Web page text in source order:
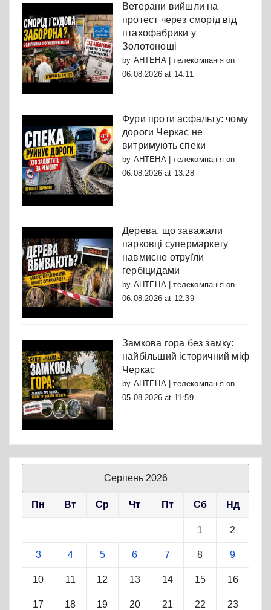
Ветерани вийшли на
протест через сморід від
птахофабрики у
Золотоноші
by АНТЕНА | телекомпаніяon
06.08.2026 at 14:11
Фури проти асфальту: чому
дороги Черкас не
витримують спеки
by АНТЕНА | телекомпаніяon
06.08.2026 at 13:28
Дерева, що заважали
парковці супермаркету
навмисне отруїли
гербіцидами
by АНТЕНА | телекомпаніяon
06.08.2026 at 12:39
Замкова гора без замку:
найбільший історичний міф
Черкас
by АНТЕНА | телекомпаніяon
05.08.2026 at 11:59
Серпень 2026
Пн Вт Ср Чт Пт Сб Нд
1 2
3 4 5 6 7 8 9
10 11 12 13 14 15 16
17 18 19 20 21 22 23